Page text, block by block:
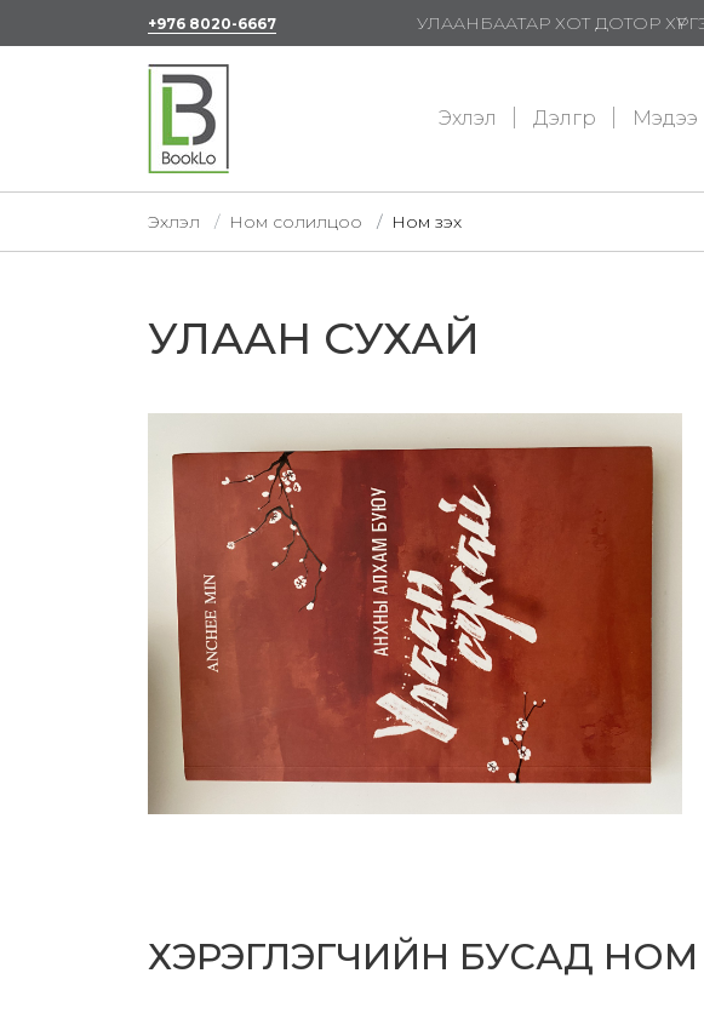
+976 8020-6667 УЛААНБААТАР ХОТ ДОТОР
Эхлэл Дэлгүүр Мэдээ
Эхлэл Ном солилцоо Ном үзэх
УЛААН СУХАЙ
ХЭРЭГЛЭГЧИЙН БУСАД НОМ